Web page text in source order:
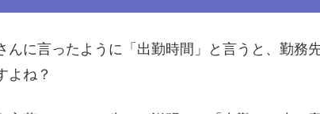
んに言ったように「出勤時間」と言うと、勤務
よね？